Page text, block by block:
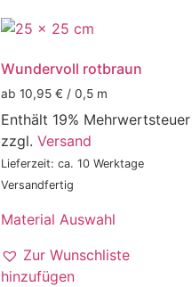
Wundervoll rotbraun
ab 10,95 € / 0,5 m
Enthält 19% Mehrwertsteuer
zzgl. Versand
Lieferzeit: ca. 10 Werktage
Versandfertig
Material Auswahl
Zur Wunschliste
hinzufügen